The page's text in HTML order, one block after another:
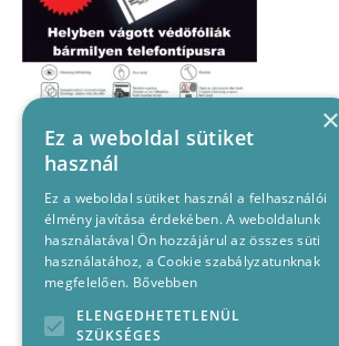
×
Ez a weboldal sütiket
használ
Ez a weboldal sütiket használ a felhasználói
élmény javítása érdekében. A weboldalunk
használatával Ön hozzájárul az összes süti
használatához, a Cookie szabályzatunknak
megfelelően. Bővebben
ELENGEDHETETLENÜL
SZÜKSÉGES